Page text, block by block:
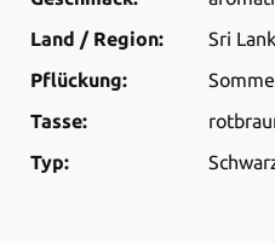
Land / Region:
Sri
Pflückung:
Tasse:
Typ: